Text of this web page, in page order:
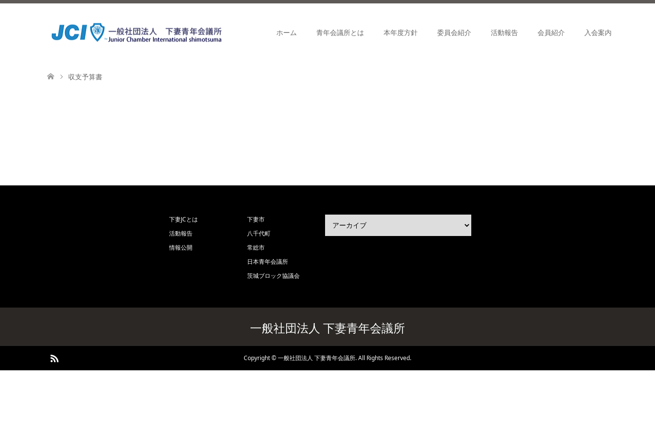
ホーム 青年会議所とは 本年度方針 委員会紹介 活動報告 会員紹介 入会案内
収支予算書
下妻JCとは
活動報告
情報公開
下妻市
八千代町
常総市
日本青年会議所
茨城ブロック協議会
一般社団法人 下妻青年会議所
Copyright©一般社団法人 下妻青年会議所. All Rights Reserved.